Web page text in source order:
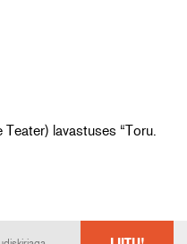
Teater) lavastuses “Toru.